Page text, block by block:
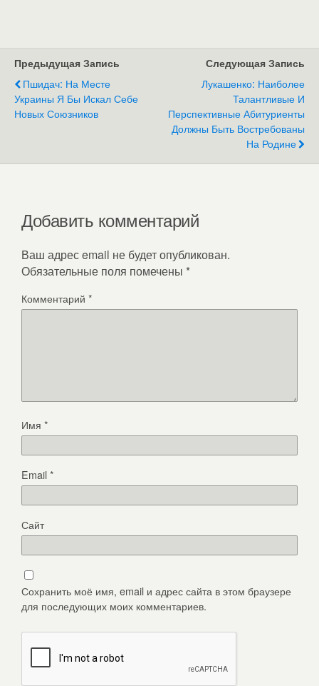
Предыдущая Запись
Пшидач: На Месте
Украины Я Бы Искал Себе
Новых Союзников
Следующая Запись
Лукашенко: Наиболее
Талантливые И
Перспективные Абитуриенты
Должны Быть Востребованы
На Родине
Добавить комментарий
Ваш адрес email не будет опубликован.
Обязательные поля помечены *
Комментарий *
Имя *
Email*
Сайт
Сохранить моё имя, email и адрес сайта в этом браузере
для последующих моих комментариев.